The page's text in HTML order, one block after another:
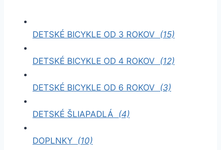
DETSKÉ BICYKLE OD 3 ROKOV (15)
DETSKÉ BICYKLE OD 4 ROKOV (12)
DETSKÉ BICYKLE OD 6 ROKOV (3)
DETSKÉ ŠLIAPADLÁ (4)
DOPLNKY (10)